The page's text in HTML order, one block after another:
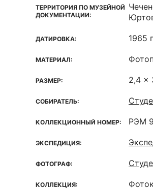
ТЕРРИТОРИЯ ПО МУЗЕЙНОЙ
ДОКУМЕНТАЦИИ:
ДАТИРОВКА: 1965
МАТЕРИАЛ:
РАЗМЕР: 2,4 x
СОБИРАТЕЛЬ:
КОЛЛЕКЦИОННЫЙ НОМЕР: РЭМ
ЭКСПЕДИЦИЯ:
ФОТОГРАФ:
КОЛЛЕКЦИЯ: